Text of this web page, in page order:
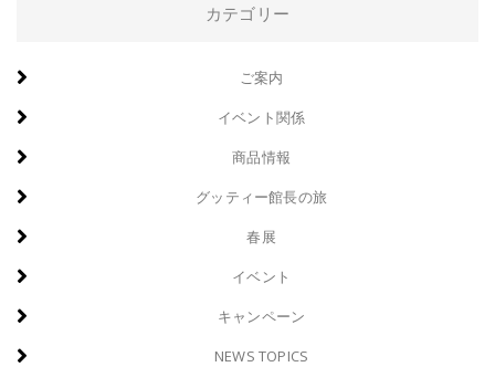
カテゴリー
ご案内
イベント関係
商品情報
グッティー館長の旅
春展
イベント
キャンペーン
NEWS TOPICS